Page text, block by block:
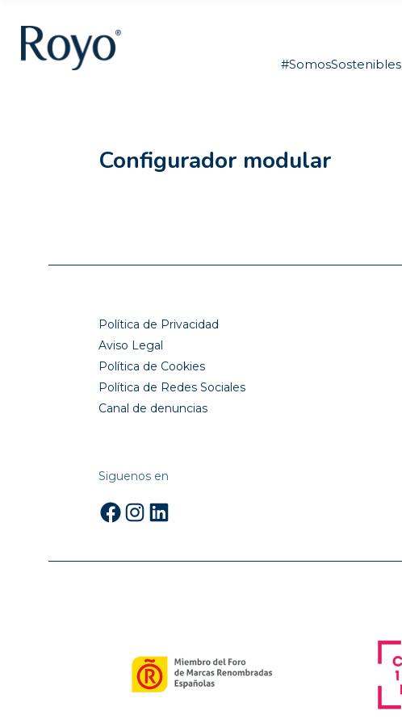
#SomosSostenibles
Configurador modular
Política de Privacidad
Aviso Legal
Política de Cookies
Política de Redes Sociales
Canal de denuncias
Siguenos en
Facebook
Instagram
LinkedIn